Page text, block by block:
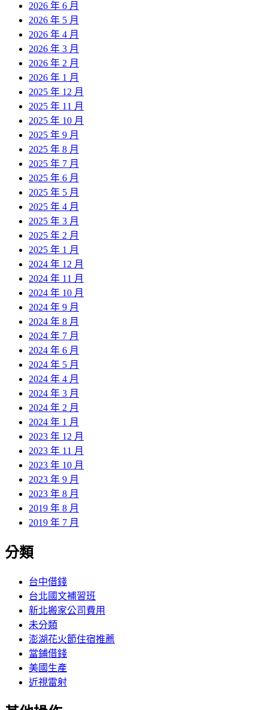
2026 年 6 月
2026 年 5 月
2026 年 4 月
2026 年 3 月
2026 年 2 月
2026 年 1 月
2025 年 12 月
2025 年 11 月
2025 年 10 月
2025 年 9 月
2025 年 8 月
2025 年 7 月
2025 年 6 月
2025 年 5 月
2025 年 4 月
2025 年 3 月
2025 年 2 月
2025 年 1 月
2024 年 12 月
2024 年 11 月
2024 年 10 月
2024 年 9 月
2024 年 8 月
2024 年 7 月
2024 年 6 月
2024 年 5 月
2024 年 4 月
2024 年 3 月
2024 年 2 月
2024 年 1 月
2023 年 12 月
2023 年 11 月
2023 年 10 月
2023 年 9 月
2023 年 8 月
2019 年 8 月
2019 年 7 月
分類
台中借錢
台北國文補習班
新北搬家公司費用
未分類
澎湖花火節住宿推薦
當鋪借錢
美國生產
近視雷射